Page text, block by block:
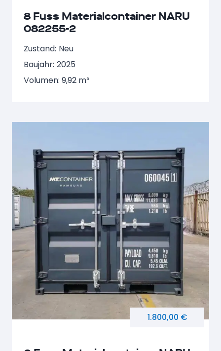
8 Fuss Materialcontainer NARU
082255-2
Zustand: Neu
Baujahr: 2025
Volumen: 9,92 m³
1.800,00 €